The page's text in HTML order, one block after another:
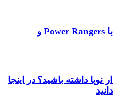
استفاده از قدرت VR با Power Rangers و
داشته باشید؟ در اینجا